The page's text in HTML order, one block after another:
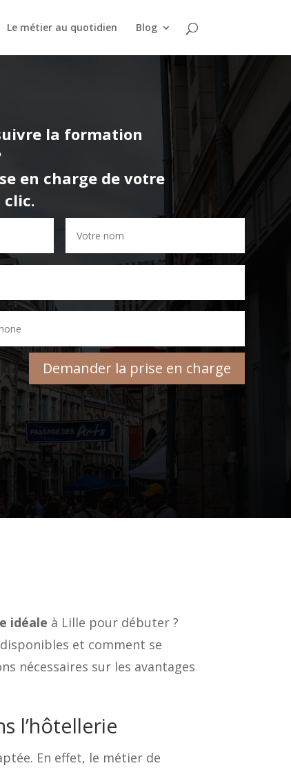
Le métier au quotidien Blog
la formation
en charge de votre
Demander la prise en charge
idéale à Lille pour débuter ?
et comment se
nécessaires sur les avantages
l’hôtellerie
En effet, le métier de